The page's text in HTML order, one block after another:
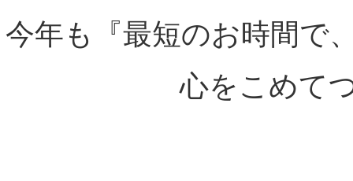
今年も『最短のお時間で
心をこめて